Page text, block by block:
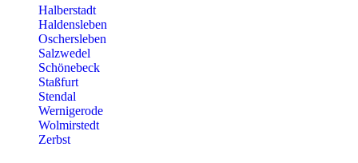
Halberstadt
Haldensleben
Oschersleben
Salzwedel
Schönebeck
Staßfurt
Stendal
Wernigerode
Wolmirstedt
Zerbst